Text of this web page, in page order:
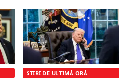
ȘTIRI DE ULTIMĂ ORĂ